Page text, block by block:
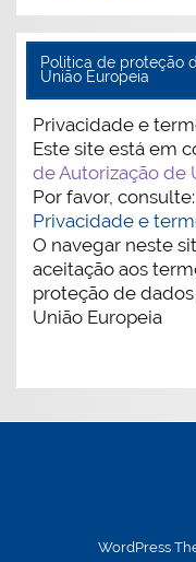
Politica de proteção
União Europeia
Privacidade e
Este site está em
de Autorização de
Por favor, consulte:
Privacidade e
O navegar neste
aceitação aos
proteção de
União Europeia
WordPress